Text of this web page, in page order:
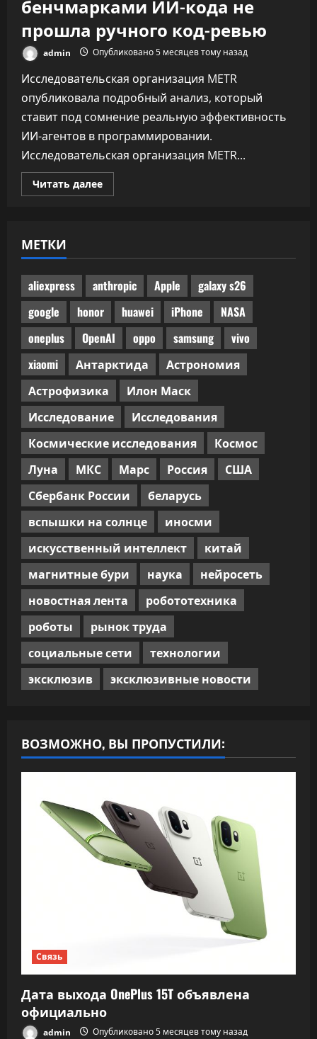
бенчмарками ИИ-кода не
прошла ручного код-ревью
admin Опубликовано 5 месяцев тому назад
Исследовательская организация METR
опубликовала подробный анализ, который
ставит под сомнение реальную эффективность
ИИ-агентов в программировании.
Исследовательская организация METR...
Читать далееПрочитать
больше
не
прошла
ручного
код-
ревью
МЕТКИ
aliexpress anthropic Apple
galaxy s26
google
honor huawei iPhone
NASA
oneplus
OpenAI oppo samsung
vivo
xiaomi
Антарктида
Астрономия
Астрофизика
Илон Маск
Исследование
Исследования
Космические исследования
Космос
Луна
МКС Марс Россия
США
Сбербанк России
беларусь
вспышки на солнце
иносми
искусственный интеллект
китай
магнитные бури
наука
нейросеть
новостная лента
робототехника
роботы
рынок труда
социальные сети
технологии
эксклюзив
эксклюзивные новости
ВОЗМОЖНО, ВЫ ПРОПУСТИЛИ:
Связь
Дата выхода OnePlus 15T объявлена
официально
admin Опубликовано 5 месяцев тому назад